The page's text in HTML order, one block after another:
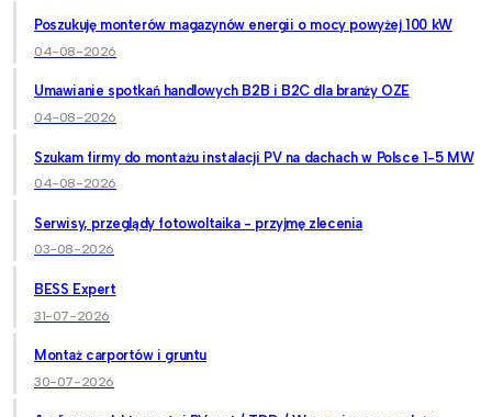
Poszukuję monterów magazynów energii o mocy powyżej 100 kW
04-08-2026
Umawianie spotkań handlowych B2B i B2C dla branży OZE
04-08-2026
Szukam firmy do montażu instalacji PV na dachach w Polsce 1-5 MW
04-08-2026
Serwisy, przeglądy fotowoltaika - przyjmę zlecenia
03-08-2026
BESS Expert
31-07-2026
Montaż carportów i gruntu
30-07-2026